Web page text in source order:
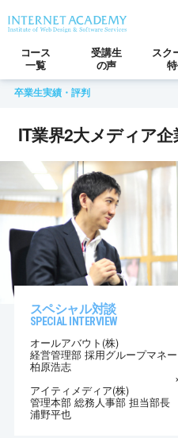
コース
一覧
受講生
の声
スク
卒業生実績・評判
IT業界2大メディア
スペシャル対談
SPECIAL INTERVIEW
オールアバウト(株)
経営管理部 採用グループマネ
柏原浩志
アイティメディア(株)
管理本部 総務人事部 担当部長
浦野平也